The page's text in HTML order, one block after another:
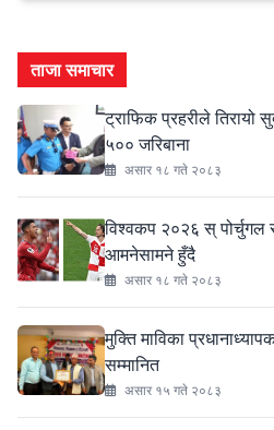
ताजा समाचार
ट्राफिक प्रहरीले तिरायो
५०० जरिबाना
असार १८ गते २०८३
विश्वकप २०२६ स् पोर्चुगल
आमनेसामने हुँदै
असार १८ गते २०८३
मुक्ति माविका
सम्मानित
असार १५ गते २०८३